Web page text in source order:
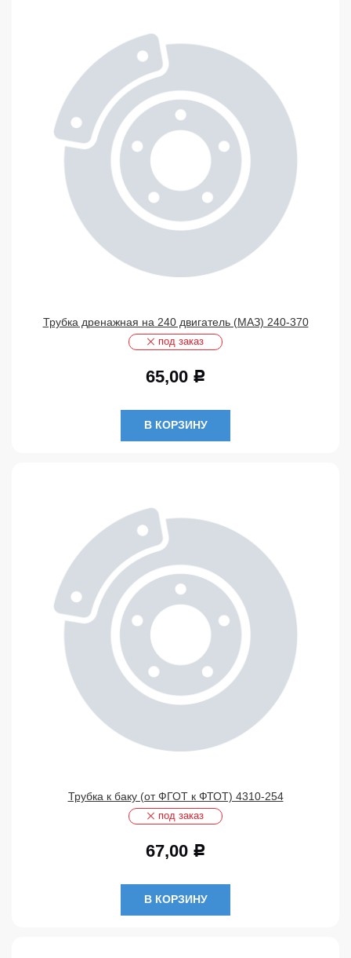
Трубка дренажная на 240 двигатель (МАЗ) 240-370
под заказ
65,00 Р
В КОРЗИНУ
Трубка к баку (от ФГОТ к ФТОТ) 4310-254
под заказ
67,00 Р
В КОРЗИНУ